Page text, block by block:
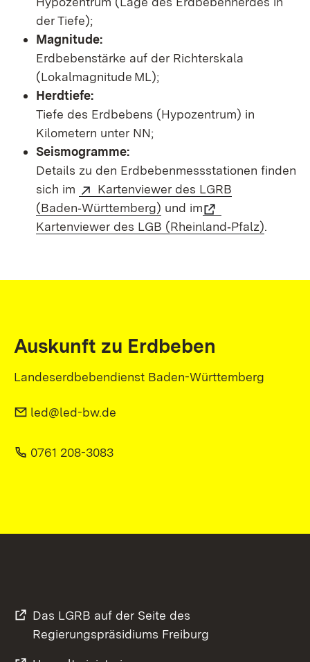
der Tiefe);
Magnitude:
Erdbebenstärke auf der Richterskala
(Lokalmagnitude ML);
Herdtiefe:
Tiefe des Erdbebens (Hypozentrum) in
Kilometern unter NN;
Seismogramme:
Details zu den Erdbebenmessstationen finden
sich im
Kartenviewer des LGRB
(Baden‑Württemberg) und im
Kartenviewer des LGB (Rheinland‑Pfalz).
Auskunft zu Erdbeben
Landeserdbebendienst Baden-Württemberg
led@led-bw.de
0761 208-3083
Das LGRB auf der Seite des
Regierungspräsidiums Freiburg